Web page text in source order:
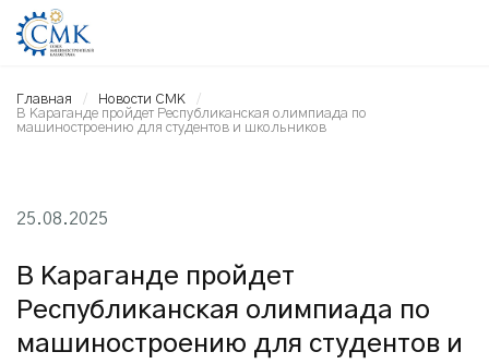
Главная
Новости СМК
В Караганде пройдет Республиканская олимпиада по
машиностроению для студентов и школьников
25.08.2025
В Караганде пройдет
Республиканская олимпиада по
машиностроению для студентов и